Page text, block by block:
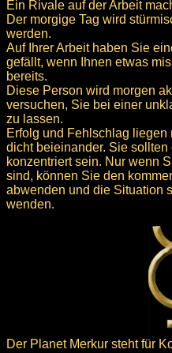
Ein Rivale auf der Arbeit
Der morgige Tag wird
werden.
Auf Ihrer Arbeit haben Sie
gefällt, wenn Ihnen etwas
bereits.
Diese Person wird morgen
versuchen, Sie bei einer
zu lassen.
Erfolg und Fehlschlag
dicht beieinander. Sie sollten
konzentriert sein. Nur wenn
sind, können Sie den
abwenden und die Situation
wenden.
Der Planet Merkur steht für